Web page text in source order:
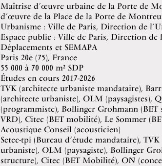
Maîtrise d’œuvre urbaine de la Porte de
d’œuvre de la Place de la Porte de
Urbanisme : Ville de Paris, Direction de
Espace public : Ville de Paris, Direction de
Déplacements et SEMAPA
Paris 20e (75), France
55 000 à 70 000 m² SDP
Études en cours 2017-2026
TVK (architecte urbaniste mandataire),
(architecte urbaniste), OLM (paysagistes),
(programmiste), Bollinger Grohmann (BET
VRD), Citec (BET mobilité), Le Sommer
Acoustique Conseil (acousticien)
Setec-tpi (Bureau d’étude mandataire),
urbaniste), OLM (paysagiste), Bollinger
structure), Citec (BET Mobilité), ON